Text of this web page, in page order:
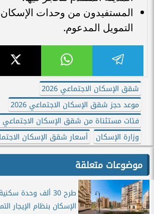
المستفيدون من وحدات الإسكان
التمويل المدعوم.
شقق الإسكان الاجتماعي 2026
موعد حجز شقق الإسكان الاجتماعي 2026
فئات مستثناة من شقق الإسكان الاجتماعي 2026
وزارة الإسكان
أسعار شقق الإسكان الاجتماعي
موضوعات متعلقة
طرح 30 ألف وحدة
الإسكان بنظام الإيجار